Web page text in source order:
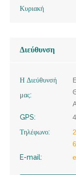
Κυριακή
Διεύθυνση
Η Διεύθυνσή
μας:
GPS:
Τηλέφωνο:
E-mail: